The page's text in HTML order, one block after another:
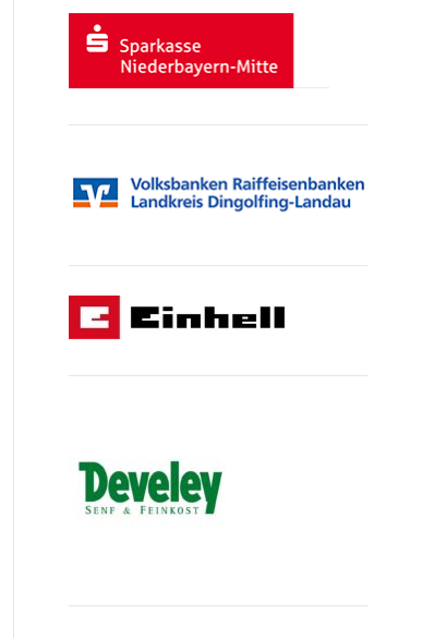
windowwindow
new
window